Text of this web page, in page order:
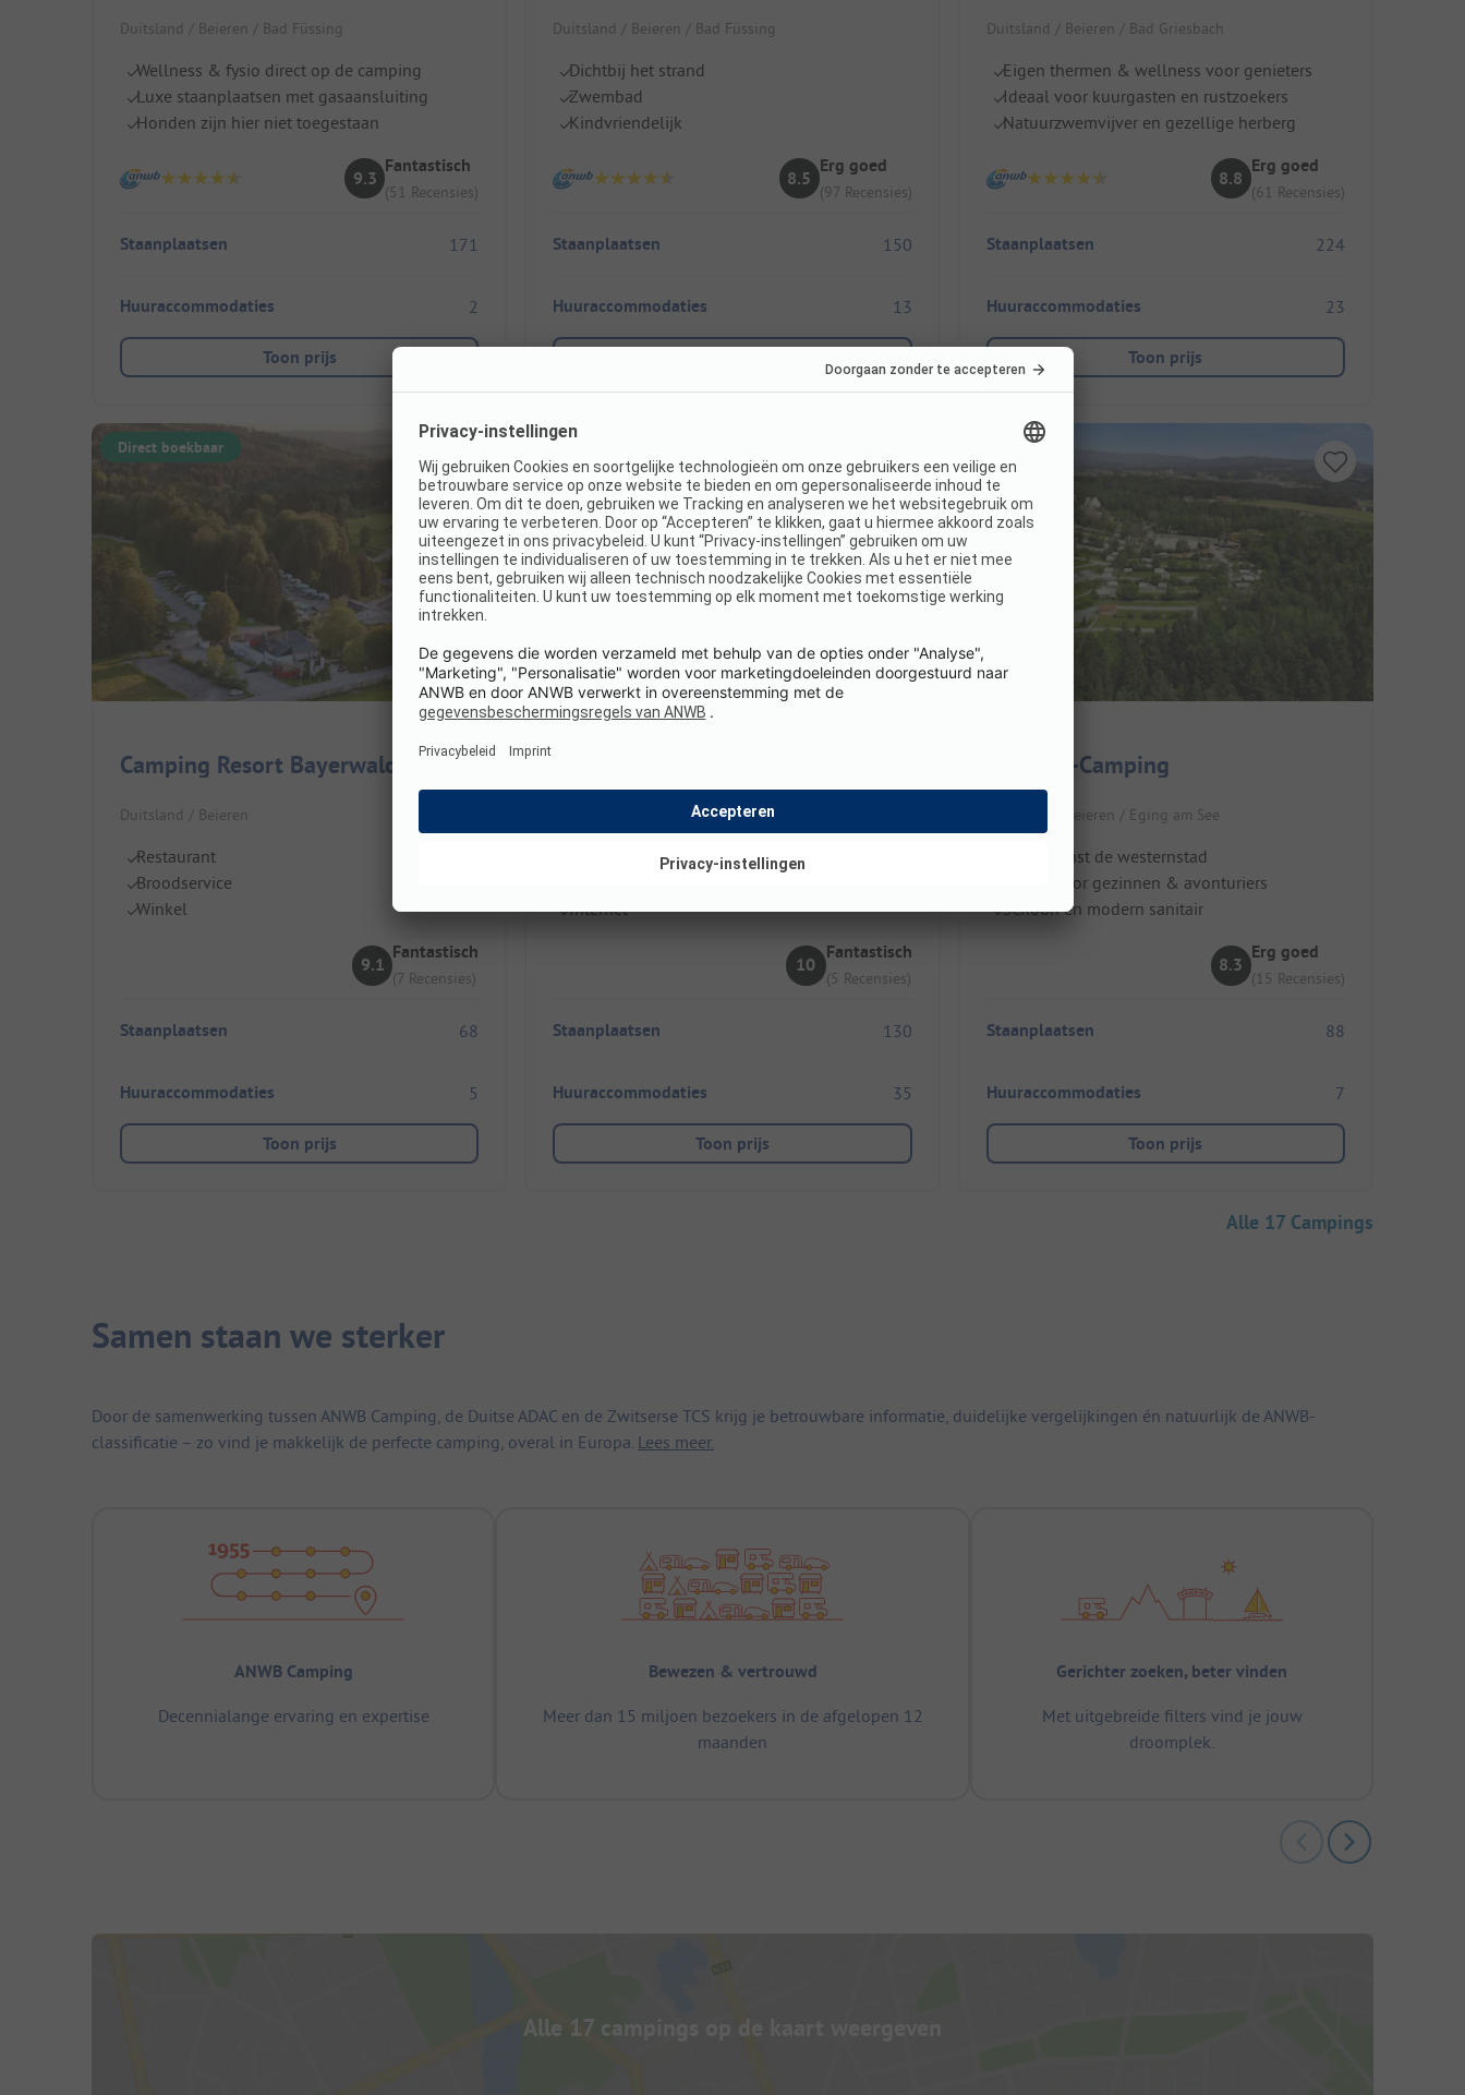
Duitsland / Beieren / Bad Füssing
Wellness & fysio direct op de camping
Luxe staanplaatsen met gasaansluiting
Honden zijn hier niet toegestaan
9.3
Fantastisch
(51 Recensies)
Staanplaatsen 171
Huuraccommodaties 2
Toon prijs
Duitsland / Beieren / Bad Füssing
Dichtbij het strand
Zwembad
Kindvriendelijk
8.5
Erg goed
(97 Recensies)
Staanplaatsen 150
Huuraccommodaties 13
Duitsland / Beieren / Bad Griesbach
Eigen thermen & wellness voor genieters
Ideaal voor kuurgasten en rustzoekers
Natuurzwemvijver en gezellige herberg
8.8
Erg goed
(61 Recensies)
Staanplaatsen 224
Huuraccommodaties 23
Toon prijs
Direct boekbaar
Camping Resort Bayerwald
Duitsland / Beieren
Restaurant
Broodservice
Winkel
9.1
Fantastisch
(7 Recensies)
Staanplaatsen 68
Huuraccommodaties 5
Toon prijs
Duitsland / Beieren / Bad Füssing
Internet
10
Fantastisch
(5 Recensies)
Staanplaatsen 130
Huuraccommodaties 35
Toon prijs
Pullman-Camping
Duitsland / Beieren / Eging am See
Direct naast de westernstad
Ideaal voor gezinnen & avonturiers
Schoon en modern sanitair
8.3
Erg goed
(15 Recensies)
Staanplaatsen 88
Huuraccommodaties 7
Toon prijs
Alle 17 Campings
Samen staan we sterker
Door de samenwerking tussen ANWB Camping, de Duitse ADAC en de Zwitserse TCS krijg je betrouwbare informatie, duidelijke vergelijkingen én natuurlijk de ANWB-
classificatie – zo vind je makkelijk de perfecte camping, overal in Europa. Lees meer.
ANWB Camping
Decennialange ervaring en expertise
Bewezen & vertrouwd
Meer dan 15 miljoen bezoekers in de afgelopen 12
maanden
Gerichter zoeken, beter vinden
Met uitgebreide filters vind je jouw
droomplek.
Alle 17 campings op de kaart weergeven